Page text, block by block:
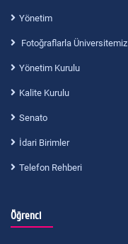
Yönetim
Fotoğraflarla Üniversitemiz
Yönetim Kurulu
Kalite Kurulu
Senato
İdari Birimler
Telefon Rehberi
Öğrenci